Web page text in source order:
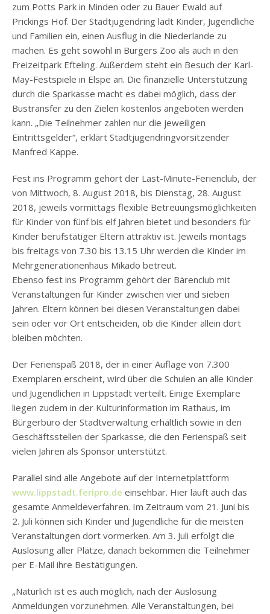
zum Potts Park in Minden oder zu Bauer Ewald auf
Prickings Hof. Der Stadtjugendring lädt Kinder, Jugendliche
und Familien ein, einen Ausflug in die Niederlande zu
machen. Es geht sowohl in Burgers Zoo als auch in den
Freizeitpark Efteling. Außerdem steht ein Besuch der Karl-
May-Festspiele in Elspe an. Die finanzielle Unterstützung
durch die Sparkasse macht es dabei möglich, dass der
Bustransfer zu den Zielen kostenlos angeboten werden
kann. „Die Teilnehmer zahlen nur die jeweiligen
Eintrittsgelder“, erklärt Stadtjugendringvorsitzender
Manfred Kappe.
Fest ins Programm gehört der Last-Minute-Ferienclub, der
von Mittwoch, 8. August 2018, bis Dienstag, 28. August
2018, jeweils vormittags flexible Betreuungsmöglichkeiten
für Kinder von fünf bis elf Jahren bietet und besonders für
Kinder berufstätiger Eltern attraktiv ist. Jeweils montags
bis freitags von 7.30 bis 13.15 Uhr werden die Kinder im
Mehrgenerationenhaus Mikado betreut.
Ebenso fest ins Programm gehört der Bärenclub mit
Veranstaltungen für Kinder zwischen vier und sieben
Jahren. Eltern können bei diesen Veranstaltungen dabei
sein oder vor Ort entscheiden, ob die Kinder allein dort
bleiben möchten.
Der Ferienspaß 2018, der in einer Auflage von 7.300
Exemplaren erscheint, wird über die Schulen an alle Kinder
und Jugendlichen in Lippstadt verteilt. Einige Exemplare
liegen zudem in der Kulturinformation im Rathaus, im
Bürgerbüro der Stadtverwaltung erhältlich sowie in den
Geschäftsstellen der Sparkasse, die den Ferienspaß seit
vielen Jahren als Sponsor unterstützt.
Parallel sind alle Angebote auf der Internetplattform
www.lippstadt.feripro.de einsehbar. Hier läuft auch das
gesamte Anmeldeverfahren. Im Zeitraum vom 21. Juni bis
2. Juli können sich Kinder und Jugendliche für die meisten
Veranstaltungen dort vormerken. Am 3. Juli erfolgt die
Auslosung aller Plätze, danach bekommen die Teilnehmer
per E-Mail ihre Bestätigungen.
„Natürlich ist es auch möglich, nach der Auslosung
Anmeldungen vorzunehmen. Alle Veranstaltungen, bei